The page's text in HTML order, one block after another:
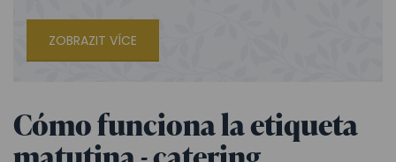
ZOBRAZIT VÍCE
Cómo funciona la etiqueta